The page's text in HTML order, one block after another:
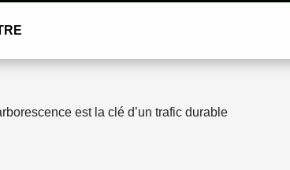
est la clé d’un trafic durable